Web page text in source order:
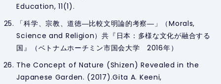
Education, 11(1).
「科学、宗教、道徳―比較文明論的考察―」（Morals,
Science and Religion）共『日本：多様な文化が融合する
国』（ベトナムホーチミン市国会大学 2016年）
The Concept of Nature (Shizen) Revealed in the
Japanese Garden. (2017).Gita A. Keeni,